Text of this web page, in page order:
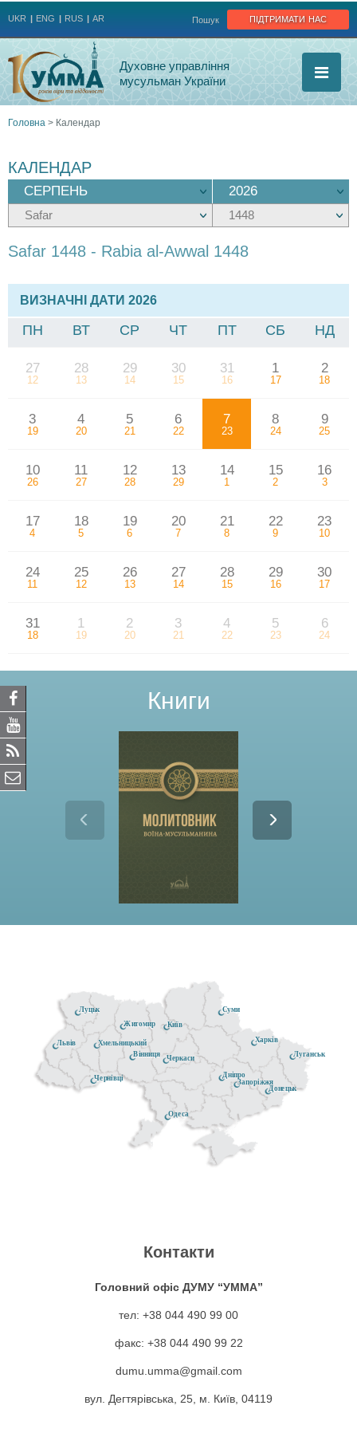
підтримати нас
Пошук
UKR ENG RUS AR
Духовне управління
мусульман України
є
тут
Головна > Календар
КАЛЕНДАР
Safar 1448 - Rabia al-Awwal 1448
ВИЗНАЧНІ ДАТИ 2026
ПН ВТ СР ЧТ ПТ СБ НД
27
12
28
13
29
14
30
15
31
16
1
17
2
18
3
19
4
20
5
21
6
22
7
23
8
24
9
25
10
26
11
27
12
28
13
29
14
1
15
2
16
3
17
4
18
5
19
6
20
7
21
8
22
9
23
10
24
11
25
12
26
13
27
14
28
15
29
16
30
17
31
18
1
19
2
20
3
21
4
22
5
23
6
24
Книги
Донецьк
Житомир
Черкаси
Чернівці
Київ
Луганськ
Хмельницький
Луцьк
Дніпро
Одеса
Суми
Вінниця
Запоріжжя
Львів Харків
Контакти
Головний офіс ДУМУ “УММА”
тел: +38 044 490 99 00
факс: +38 044 490 99 22
dumu.umma@gmail.com
вул. Дегтярівська, 25, м. Київ, 04119